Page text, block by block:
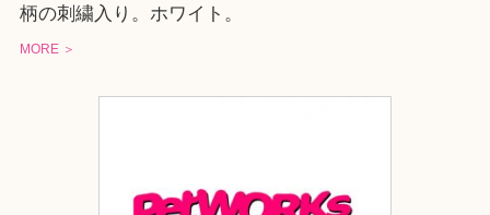
柄の刺繍入り。ホワイト。
MORE ＞